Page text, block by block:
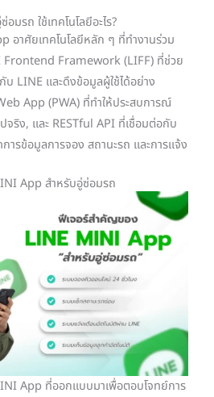
รถ ใช้เทคโนโลยีอะไร?
อาศัยเทคโนโลยีหลัก ๆ ที่ทำงานร่วม
Frontend Framework (LIFF) ที่ช่วย
บ LINE และดึงข้อมูลผู้ใช้ได้อย่าง
App (PWA) ที่ทำให้ประสบการณ์
จริง, และ RESTful API ที่เชื่อมต่อกับ
ารข้อมูลการจอง สถานะรถ และการแจ้ง
App สำหรับอู่ซ่อมรถ
App ที่ออกแบบมาเพื่อตอบโจทย์การ